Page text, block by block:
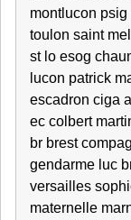
montlucon
toulon saint
st lo esog
lucon patrick
escadron ciga
ec colbert
br brest
gendarme luc
versailles
maternelle